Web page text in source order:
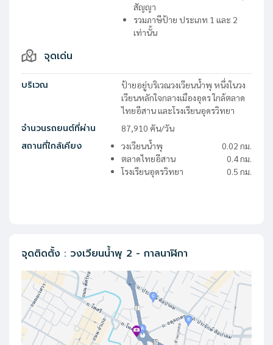
สัญญา
รวมภาษีป้าย ประเภท 1 และ 2
เท่านั้น
จุดเด่น
บริเวณ
ป้ายอยู่บริเวณวงเวียนน้ำพุ หนึ่งในวง
เวียนหลักใจกลางเมืองอุดร ใกล้ตลาด
ไทยอีสาน และโรงเรียนอุดรวิทยา
จำนวนรถยนต์ที่ผ่าน 87,910 คัน/วัน
สถานที่ใกล้เคียง วงเวียนน้ำพุ 0.02 กม.
ตลาดไทยอีสาน
0.4กม.
โรงเรียนอุดรวิทยา
0.5 กม.
จุดติดตั้ง : วงเวียนน้ำพุ 2 - กาลนาฬิกา